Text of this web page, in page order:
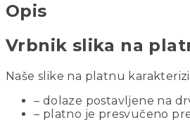
Opis
Vrbnik slika na
Naše slike na platnu
– dolaze postavljene na
– platno je presvučeno